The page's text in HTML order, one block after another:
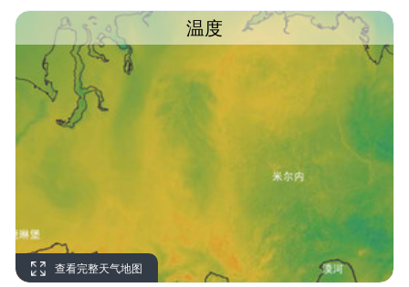
温度
查看完整天气地图